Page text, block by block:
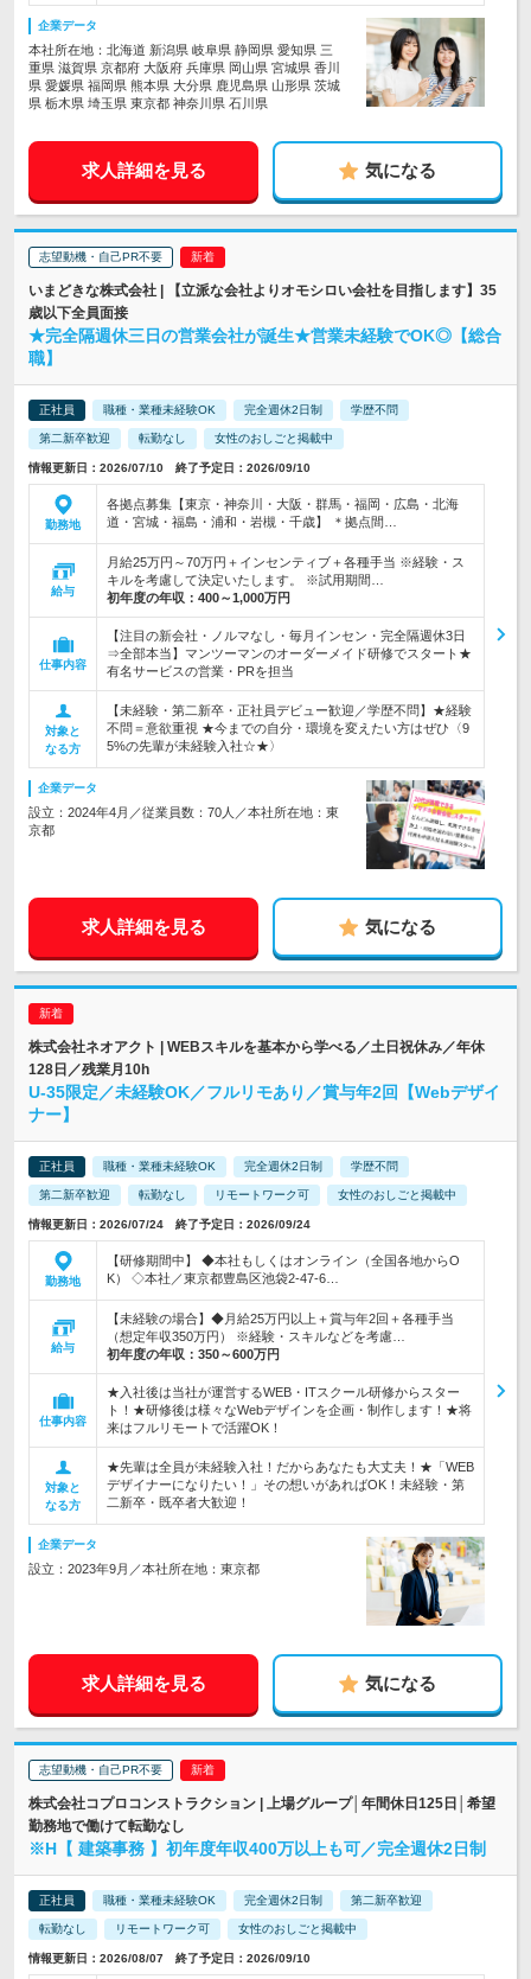
企業データ
本社所在地：北海道 新潟県 岐阜県 静岡県 愛知県 三
重県 滋賀県 京都府 大阪府 兵庫県 岡山県 宮城県 香川
県 愛媛県 福岡県 熊本県 大分県 鹿児島県 山形県 茨城
県 栃木県 埼玉県 東京都 神奈川県 石川県
求人詳細を見る 気になる
志望動機・自己PR不要
いまどきな株式会社 | 【立派な会社よりオモシロい会社を目指します】35
歳以下全員面接
★完全隔週休三日の営業会社が誕生★営業未経験でOK◎【総合
職】
正社員 職種・業種未経験OK 完全週休2日制 学歴不問
第二新卒歓迎 転勤なし 女性のおしごと掲載中
情報更新日：2026/07/10 終了予定日：2026/09/10
勤務地
各拠点募集【東京・神奈川・大阪・群馬・福岡・広島・北海
道・宮城・福島・浦和・岩槻・千歳】 ＊拠点間…
給与
月給25万円～70万円＋インセンティブ＋各種手当 ※経験・ス
キルを考慮して決定いたします。 ※試用期間…
初年度の年収： 400～1,000万円
仕事内容
【注目の新会社・ノルマなし・毎月インセン・完全隔週休3日
⇒全部本当】マンツーマンのオーダーメイド研修でスタート★
有名サービスの営業・PRを担当
対象と
なる方
【未経験・第二新卒・正社員デビュー歓迎／学歴不問】★経験
不問＝意欲重視 ★今までの自分・環境を変えたい方はぜひ〈9
5%の先輩が未経験入社☆★〉
企業データ
設立：2024年4月／従業員数：70人／本社所在地：東
京都
求人詳細を見る 気になる
株式会社ネオアクト | WEBスキルを基本から学べる／土日祝休み／年休
128日／残業月10h
U-35限定／未経験OK／フルリモあり／賞与年2回【Webデザイ
ナー】
正社員 職種・業種未経験OK 完全週休2日制 学歴不問
第二新卒歓迎 転勤なし リモートワーク可 女性のおしごと掲載中
情報更新日：2026/07/24 終了予定日：2026/09/24
勤務地
【研修期間中】 ◆本社もしくはオンライン（全国各地からO
K） ◇本社／東京都豊島区池袋2-47-6…
給与
【未経験の場合】◆月給25万円以上＋賞与年2回＋各種手当
（想定年収350万円） ※経験・スキルなどを考慮…
初年度の年収： 350～600万円
仕事内容
★入社後は当社が運営するWEB・ITスクール研修からスター
ト！★研修後は様々なWebデザインを企画・制作します！★将
来はフルリモートで活躍OK！
対象と
なる方
★先輩は全員が未経験入社！だからあなたも大丈夫！★「WEB
デザイナーになりたい！」その想いがあればOK！未経験・第
二新卒・既卒者大歓迎！
企業データ
設立：2023年9月／本社所在地：東京都
求人詳細を見る 気になる
志望動機・自己PR不要
株式会社コプロコンストラクション | 上場グループ│年間休日125日│希望
勤務地で働けて転勤なし
※H【 建築事務 】初年度年収400万以上も可／完全週休2日制
正社員 職種・業種未経験OK 完全週休2日制 第二新卒歓迎
転勤なし リモートワーク可 女性のおしごと掲載中
情報更新日：2026/08/07 終了予定日：2026/09/10